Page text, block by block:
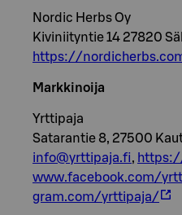
Nordic Herbs Oy
Kiviniityntie 14 27820
https://
Markkinoija
Yrttipaja
Satarantie 8, 27500
info@yrttipaja.fi,
www.facebook.com/
gram.com/yrttipaja/